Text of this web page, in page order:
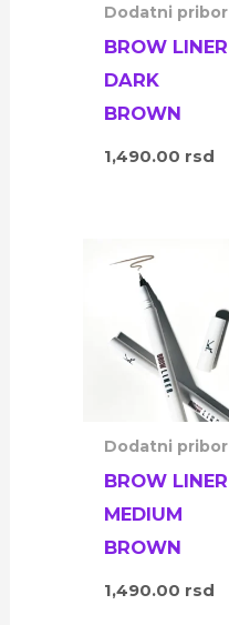
Dodatni pribor
BROW LINER
DARK
BROWN
1,490.00 rsd
Dodatni pribor
BROW LINER
MEDIUM
BROWN
1,490.00 rsd